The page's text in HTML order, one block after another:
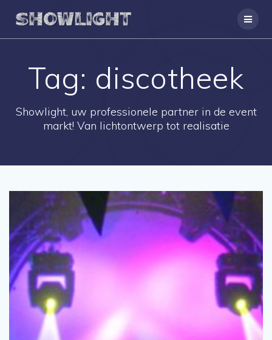
Tag: discotheek
Showlight, uw professionele partner in de event
markt! Van lichtontwerp tot realisatie